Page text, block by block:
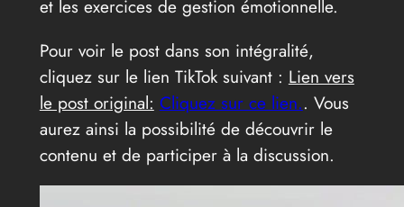
et les exercices de gestion émotionnelle.
Pour voir le post dans son intégralité,
cliquez sur le lien TikTok suivant : Lien vers
le post original: Cliquez sur ce lien.. Vous
aurez ainsi la possibilité de découvrir le
contenu et de participer à la discussion.